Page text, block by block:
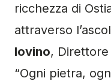
ricchezza di
attraverso
Iovino,
“Ogni pietra,